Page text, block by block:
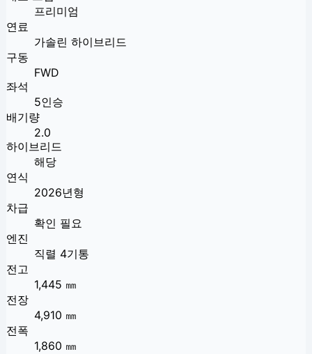
프리미엄
연료
가솔린 하이브리드
구동
FWD
좌석
5인승
배기량
2.0
하이브리드
해당
연식
2026년형
차급
확인 필요
엔진
직렬 4기통
전고
1,445 ㎜
전장
4,910 ㎜
전폭
1,860 ㎜